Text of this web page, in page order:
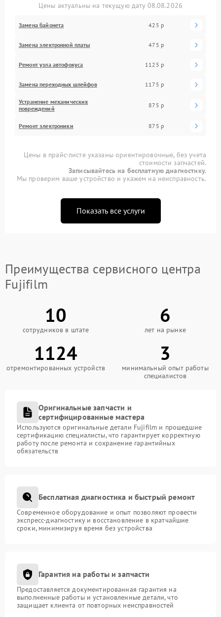
Цены актуальны на текущую дату 08.08.2026
Замена байонета 425 р
Замена электронной платы 475 р
Ремонт узла автофокуса 1125 р
Замена переходных шлейфов 1175 р
Устранение механических
повреждений
875 р
Ремонт электроники 875 р
Цены в прайс-листе указаны ориентировочные, без учета
стоимости запчастей.
Записывайтесь на бесплатную диагностику.
Мы проверим ваше устройство и укажем на неисправность.
Показать все услуги
Преимущества сервисного центра
Fujifilm
10
сотрудников в штате
6
лет на рынке
1124
отремонтированных устройств
3
минимальный опыт работы
специалистов
Оригинальные запчасти и
сертифицированные мастера
Используются оригинальные детали Fujifilm и прошедшие
сертификацию специалисты, что гарантирует корректную
работу после ремонта и сохранение гарантийных
обязательств
Бесплатная диагностика и быстрый ремонт
Современное оборудование и опыт позволяют провести
экспресс-диагностику и восстановление в кратчайшие
сроки, минимизируя время без устройства
Гарантия на работы и запчасти
Предоставляется документированная гарантия на
выполненные работы и установленные детали, что
защищает клиента от повторных неисправностей